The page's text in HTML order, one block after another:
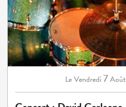
Le Vendredi7Août